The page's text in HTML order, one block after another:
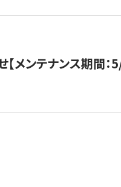
メンテナンス期間：